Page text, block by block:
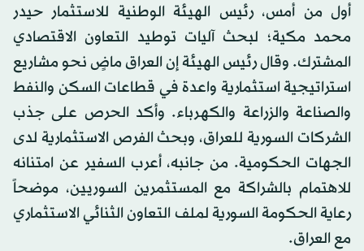
أول من أمس، رئيس الهيئة الوطنية للاستثمار حيدر
محمد مكية؛ لبحث آليات توطيد التعاون الاقتصادي
المشترك. وقال رئيس الهيئة إن العراق ماضٍ نحو مشاريع
استراتيجية استثمارية واعدة في قطاعات السكن والنفط
والصناعة والزراعة والكهرباء. وأكد الحرص على جذب
الشركات السورية للعراق، وبحث الفرص الاستثمارية لدى
الجهات الحكومية. من جانبه، أعرب السفير عن امتنانه
للاهتمام بالشراكة مع المستثمرين السوريين، موضحاً
رعاية الحكومة السورية لملف التعاون الثنائي الاستثماري
مع العراق.